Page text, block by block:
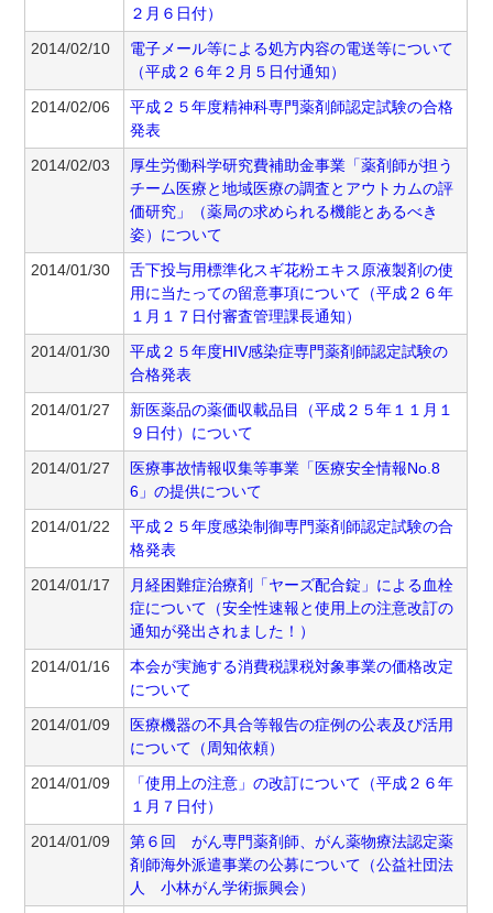
２月６日付）
2014/02/10
電子メール等による処方内容の電送等について
（平成２６年２月５日付通知）
2014/02/06
平成２５年度精神科専門薬剤師認定試験の合格
発表
2014/02/03
厚生労働科学研究費補助金事業「薬剤師が担う
チーム医療と地域医療の調査とアウトカムの評
価研究」（薬局の求められる機能とあるべき
姿）について
2014/01/30
舌下投与用標準化スギ花粉エキス原液製剤の使
用に当たっての留意事項について（平成２６年
１月１７日付審査管理課長通知）
2014/01/30
平成２５年度HIV感染症専門薬剤師認定試験の
合格発表
2014/01/27
新医薬品の薬価収載品目（平成２５年１１月１
９日付）について
2014/01/27
医療事故情報収集等事業「医療安全情報No.8
6」の提供について
2014/01/22
平成２５年度感染制御専門薬剤師認定試験の合
格発表
2014/01/17
月経困難症治療剤「ヤーズ配合錠」による血栓
症について（安全性速報と使用上の注意改訂の
通知が発出されました！）
2014/01/16
本会が実施する消費税課税対象事業の価格改定
について
2014/01/09
医療機器の不具合等報告の症例の公表及び活用
について（周知依頼）
2014/01/09
「使用上の注意」の改訂について（平成２６年
１月７日付）
2014/01/09
第６回 がん専門薬剤師、がん薬物療法認定薬
剤師海外派遣事業の公募について（公益社団法
人 小林がん学術振興会）